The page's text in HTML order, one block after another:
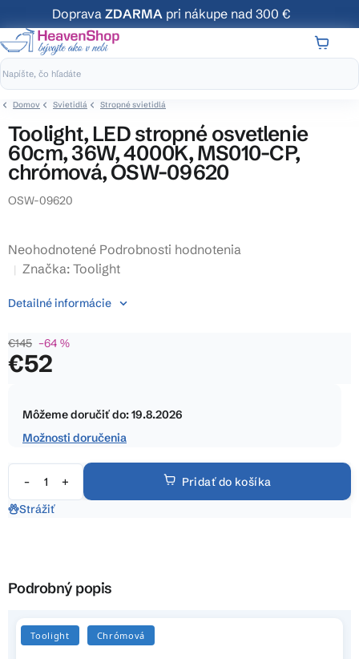
na
obsah
Doprava ZDARMA pri nákupe nad 300 €
Domov Svietidlá Stropné svietidlá
Toolight, LED stropné osvetlenie
60cm, 36W, 4000K, MS010-CP,
chrómová, OSW-09620
OSW-09620
Priemerné
hodnotenie
je
z
5
Neohodnotené Podrobnosti hodnotenia
Značka: Toolight
€145 –64 %
€52
cena:
Môžeme doručiť do:19.8.2026
Možnosti doručenia
Pridať do košíka
Detailné informácie
Strážiť
Podrobný popis
Toolight Chrómová